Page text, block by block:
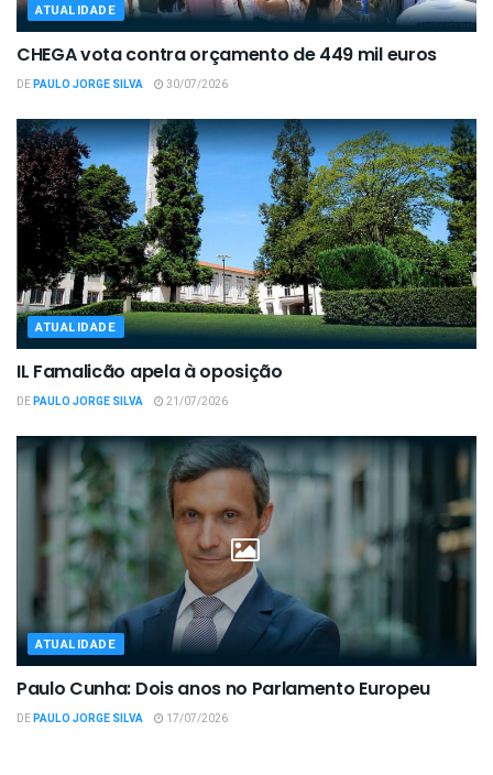
ATUALIDADE
CHEGA vota contra orçamento de 449 mil euros
DEPAULO JORGE SILVA 30/07/2026
ATUALIDADE
IL Famalicão apela à oposição
DEPAULO JORGE SILVA 21/07/2026
ATUALIDADE
Paulo Cunha: Dois anos no Parlamento Europeu
DEPAULO JORGE SILVA 17/07/2026